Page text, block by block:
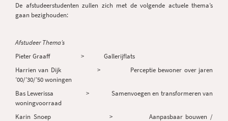
De afstudeerstudenten zullen zich met de volgende actuele thema’s
gaan bezighouden:
Afstudeer Thema’s
Pieter Graaff > Gallerijflats
Harrien van Dijk > Perceptie bewoner over jaren
’00/’30/’50 woningen
Bas Lewerissa > Samenvoegen en transformeren van
woningvoorraad
Karin Snoep > Aanpasbaar bouwen /